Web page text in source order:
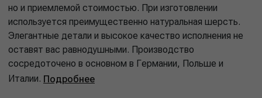
но и приемлемой стоимостью. При изготовлении
используется преимущественно натуральная шерсть.
Элегантные детали и высокое качество исполнения не
оставят вас равнодушными. Производство
сосредоточено в основном в Германии, Польше и
Италии. Подробнее